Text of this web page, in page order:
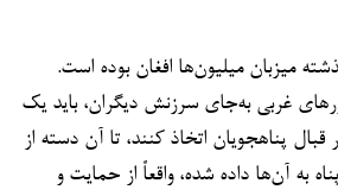
میزبان میلیون‌ها افغان بوده است.
غربی به‌جای سرزنش دیگران، باید یک
پناهجویان اتخاذ کنند، تا آن دسته از
به آن‌ها داده شده، واقعاً از حمایت و